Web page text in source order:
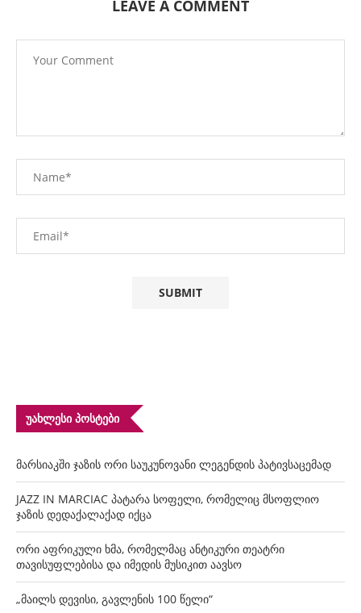
LEAVE A COMMENT
ᲣᲐᲮᲚᲔᲡᲘ ᲞᲝᲡᲢᲔᲑᲘ
მარსიაკში ჯაზის ორი საუკუნოვანი ლეგენდის პატივსაცემად
JAZZ IN MARCIAC პატარა სოფელი, რომელიც მსოფლიო
ჯაზის დედაქალაქად იქცა
ორი აფრიკული ხმა, რომელმაც ანტიკური თეატრი
თავისუფლებისა და იმედის მუსიკით აავსო
„მაილს დევისი, გავლენის 100 წელი“